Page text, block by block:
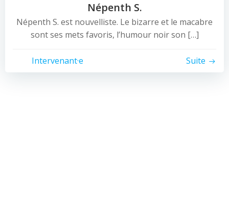
Népenth S.
Népenth S. est nouvelliste. Le bizarre et le macabre
sont ses mets favoris, l’humour noir son […]
Intervenant·e Suite